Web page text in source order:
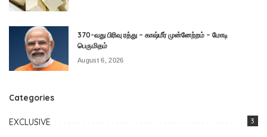
370-வது பிரிவு ரத்து – காஷ்மீர் முன்னேற்றம் – மோடி
பெருமிதம்
August 6, 2026
Categories
EXCLUSIVE 3